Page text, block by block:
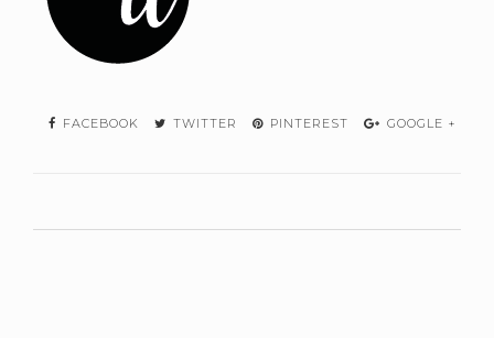
FACEBOOK TWITTER PINTEREST GOOGLE +